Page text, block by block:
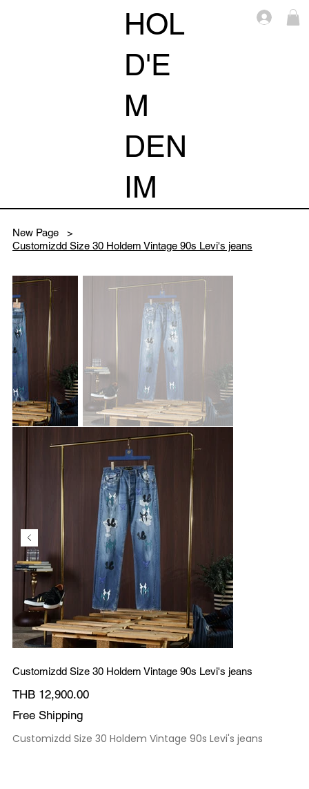
HOL
D'E
M
DEN
IM
Log
New Page
>
Customizdd Size 30 Holdem Vintage 90s Levi's jeans
Customizdd Size 30 Holdem Vintage 90s Levi's jeans
價
格
THB 12,900.00
Free Shipping
Customizdd Size 30 Holdem Vintage 90s Levi's jeans